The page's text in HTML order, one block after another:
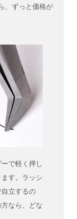
、ずっと価格が
で軽く押し
す。ラッシ
立するの
なら、どな